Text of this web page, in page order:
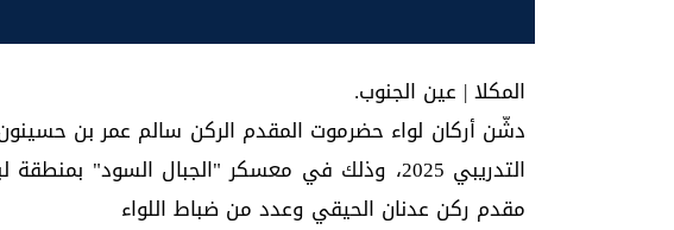
المكلا | عين الجنوب.
دشّن أركان لواء حضرموت المقدم الركن سالم عمر بن حسينون،
التدريبي 2025، وذلك في معسكر "الجبال السود"
مقدم ركن عدنان الحيقي وعدد من ضباط اللواء